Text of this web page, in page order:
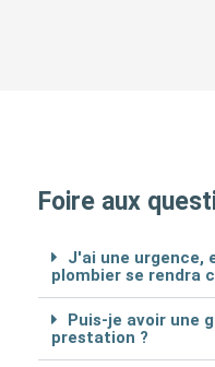
Foire aux
J'ai une urgence,
plombier se rendra
Puis-je avoir une
prestation ?